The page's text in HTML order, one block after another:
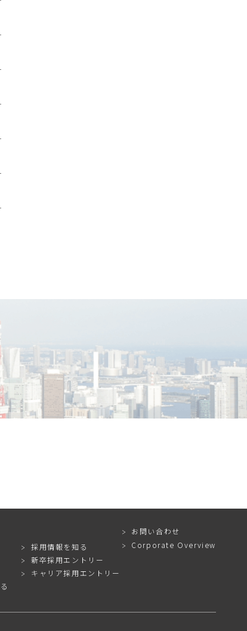
採用情報を知る
新卒採用エントリー
キャリア採用エントリー
お問い合わせ
Corporate Overview